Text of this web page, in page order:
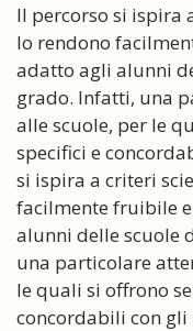
Il percorso si ispira
lo rendono
adatto agli alunni
grado. Infatti, una
alle scuole, per le
specifici e
si ispira a criteri
facilmente fruibile
alunni delle scuole
una particolare
le quali si offrono
concordabili con gli